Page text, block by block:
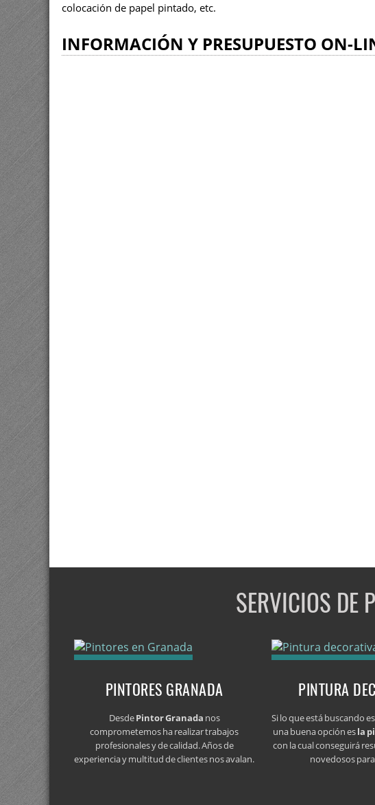
colocación de papel pintado, etc.
INFORMACIÓN Y PRESUPUESTO ON-
SERVICIOS DE
PINTORES GRANADA
DesdePintor Granada nos
comprometemos ha realizar trabajos
profesionales y de calidad. Años de
experiencia y multitud de clientes nos avalan.
PINTURA
Si lo que está buscando
una buena opción esla
con la cual conseguirá
novedosos